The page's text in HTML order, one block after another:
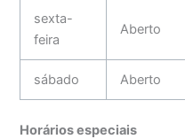
sexta-
feira
Aberto
sábado Aberto
Horários especiais